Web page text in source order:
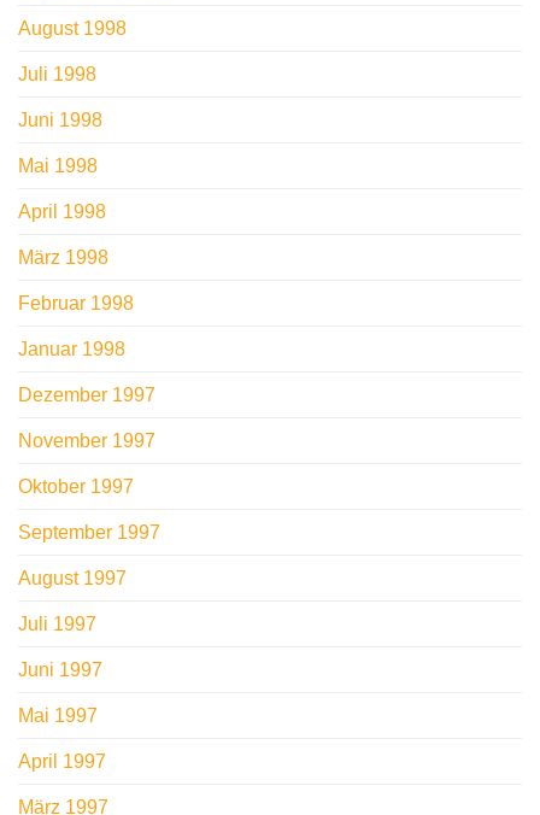
August 1998
Juli 1998
Juni 1998
Mai 1998
April 1998
März 1998
Februar 1998
Januar 1998
Dezember 1997
November 1997
Oktober 1997
September 1997
August 1997
Juli 1997
Juni 1997
Mai 1997
April 1997
März 1997